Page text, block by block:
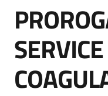
Bandi
e
di
Salta al contenuto
SERVICE